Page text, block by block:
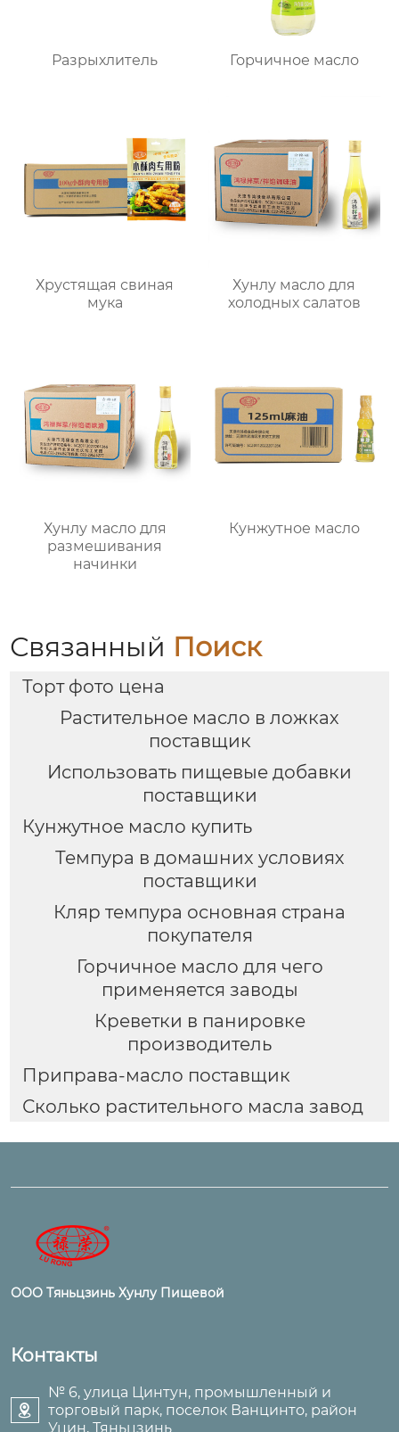
Разрыхлитель Горчичное масло
Хрустящая свиная
мука
Хунлу масло для
холодных салатов
Хунлу масло для
размешивания
начинки
Кунжутное масло
Связанный Поиск
Торт фото цена
Растительное масло в ложках
поставщик
Использовать пищевые добавки
поставщики
Кунжутное масло купить
Темпура в домашних условиях
поставщики
Кляр темпура основная страна
покупателя
Горчичное масло для чего
применяется заводы
Креветки в панировке
производитель
Приправа-масло поставщик
Сколько растительного масла завод
ООО Тяньцзинь Хунлу Пищевой
Контакты

№ 6, улица Цинтун, промышленный и
торговый парк, поселок Ванцинто, район
Уцин, Тяньцзинь